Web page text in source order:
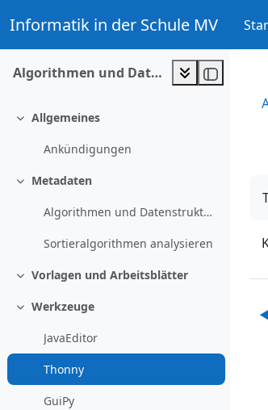
Informatik in der Schule MV
Algorithmen und Daten
Einklappen
Allgemeines
Ankündigungen
Einklappen
Metadaten
Algorithmen und Datenstruktur Liste
Sortieralgorithmen analysieren
Einklappen
Vorlagen und Arbeitsblätter
Einklappen
Werkzeuge
JavaEditor
Thonny
GuiPy